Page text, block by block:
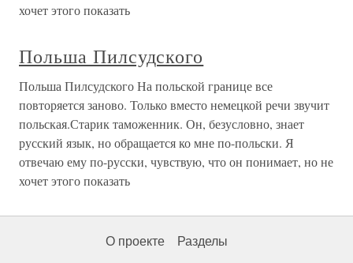
хочет этого показать
Польша Пилсудского
Польша Пилсудского На польской границе все
повторяется заново. Только вместо немецкой речи звучит
польская.Старик таможенник. Он, безусловно, знает
русский язык, но обращается ко мне по-польски. Я
отвечаю ему по-русски, чувствую, что он понимает, но не
хочет этого показать
О проекте Разделы